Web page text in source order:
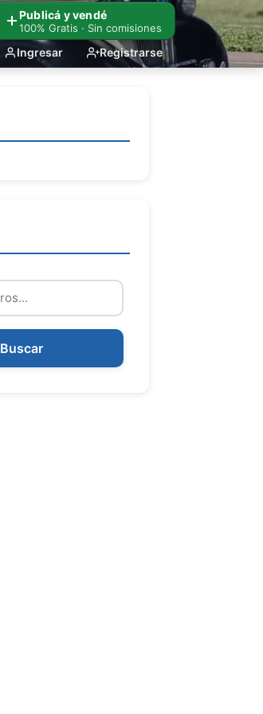
Publicá y vendé
100% Gratis · Sin comisiones
Ingresar Registrarse
Buscar